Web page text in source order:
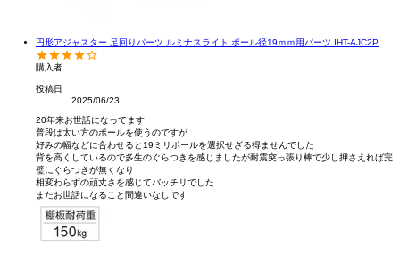
円形アジャスター 足回りパーツ ルミナスライト ポール径19ｍｍ用パーツ IHT-AJC2P
購入者
投稿日
2025/06/23
20年来お世話になってます
普段は太い方のポールを使うのですが
好みの幅などに合わせると19ミリポールを選択せざる得ませんでした
背を高くしているので多生のぐらつきを感じましたが耐震突っ張り棒で少し押さえれば完
璧にぐらつきが無くなり
相変わらずの頑丈さを感じてバッチリでした
またお世話になること間違いなしです